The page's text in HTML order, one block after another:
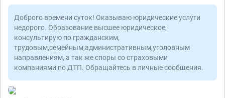
Доброго времени суток! Оказываю юридические услуги
недорого. Образование высшее юридическое,
консультирую по гражданским,
трудовым,семейным,административным,уголовным
направлениям, а так же споры со страховыми
компаниями по ДТП. Обращайтесь в личные сообщения.